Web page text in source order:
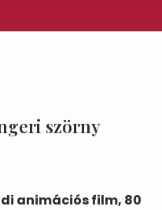
szörny
animációs film, 80